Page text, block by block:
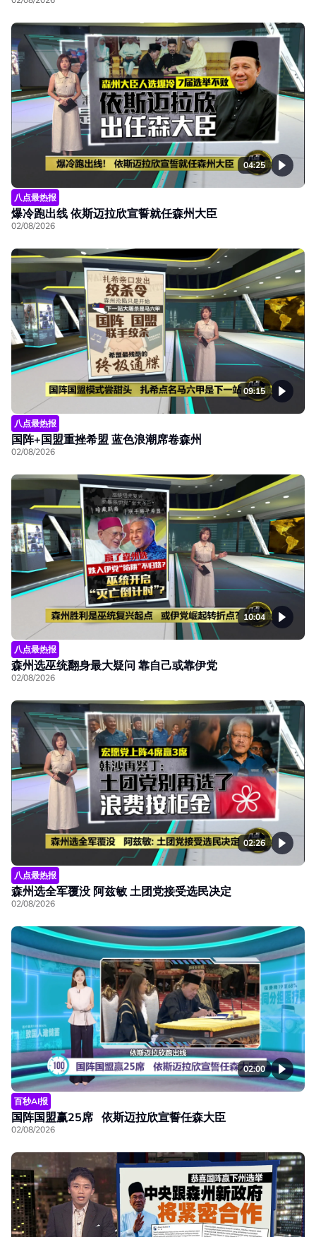
04:25
八点最热报
爆冷跑出线 依斯迈拉欣宣誓就任森州大臣
02/08/2026
09:15
八点最热报
国阵+国盟重挫希盟 蓝色浪潮席卷森州
02/08/2026
10:04
八点最热报
森州选巫统翻身最大疑问 靠自己或靠伊党
02/08/2026
02:26
八点最热报
森州选全军覆没 阿兹敏 土团党接受选民决定
02/08/2026
02:00
百秒AI报
国阵国盟赢25席 依斯迈拉欣宣誓任森大臣
02/08/2026